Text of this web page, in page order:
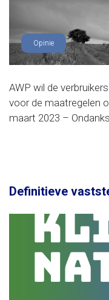
Opinie
AWP wil de
voor de maatregelen
maart 2023 –
Definitieve